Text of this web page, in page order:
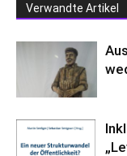
Verwandte Artikel